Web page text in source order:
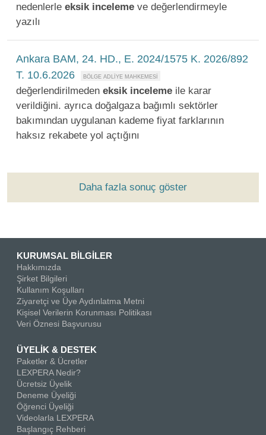
nedenlerle eksik inceleme ve değerlendirmeyle
yazılı
Ankara BAM, 24. HD., E. 2024/1575 K. 2026/892
T. 10.6.2026
değerlendirilmeden eksik inceleme ile karar
verildiğini. ayrıca doğalgaza bağımlı sektörler
bakımından uygulanan kademe fiyat farklarının
haksız rekabete yol açtığını
Daha fazla sonuç göster
KURUMSAL BİLGİLER
Hakkımızda
Şirket Bilgileri
Kullanım Koşulları
Ziyaretçi ve Üye Aydınlatma Metni
Kişisel Verilerin Korunması Politikası
Veri Öznesi Başvurusu
ÜYELİK & DESTEK
Paketler & Ücretler
LEXPERA Nedir?
Ücretsiz Üyelik
Deneme Üyeliği
Öğrenci Üyeliği
Videolarla LEXPERA
Başlangıç Rehberi